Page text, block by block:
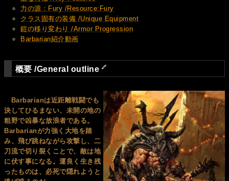
力の源：Fury /Resource:Fury
クラス固有の装備 /Unique Equipment
鎧の移り変わり /Armor Progression
Barbarian紹介動画
概要 /General outline
Barbarianは近距離戦闘でも
決してひるまない、未開の地の
粗野で凶暴な放浪者である。
Barbarianが力強く大地を踏
み、飛び跳ねながら攻撃し、二
刀流で切り裂くことで、敵は地
に伏す事になる。運良く生き残
ったものは、必死で隠れようと